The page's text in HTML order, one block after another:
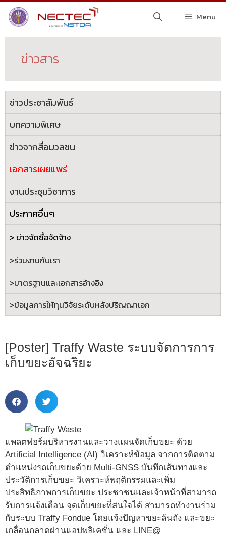
Menu
ข่าวสาร
ข่าวประชาสัมพันธ์
บทความพิเศษ
ข่าวจากสื่อมวลชน
เอกสารเผยแพร่
งานประชุมวิชาการ
ประกาศอื่นๆ
> ข่าวจัดซื้อจัดจ้าง
>ร่วมงานกับเรา
>มาตรฐานและเอกสารอ้างอิง
>ข้อมูลการให้ทุนวิจัยระดับหลังปริญญาเอก
[Poster] Traffy Waste ระบบจัดการการ
เก็บขยะอัจฉริยะ
แพลตฟอร์มบริหารงานและวางแผนจัดเก็บขยะ ด้วย
Artificial Intelligence (AI) วิเคราะห์ข้อมูล จากการติดตาม
ตำแหน่งรถเก็บขยะด้วย Multi-GNSS บันทึกเส้นทางและ
ประวัติการเก็บขยะ วิเคราะห์พฤติกรรมและเพิ่ม
ประสิทธิภาพการเก็บขยะ ประชาชนและเจ้าหน้าที่สามารถ
รับการแจ้งเตือน จุดเก็บขยะที่สนใจได้ สามารถทำงานร่วม
กับระบบ Traffy Fondue โดยแจ้งปัญหาขยะล้นถัง และขยะ
เกลื่อนกลาดผ่านแอปพลิเคชั่น และ LINE@